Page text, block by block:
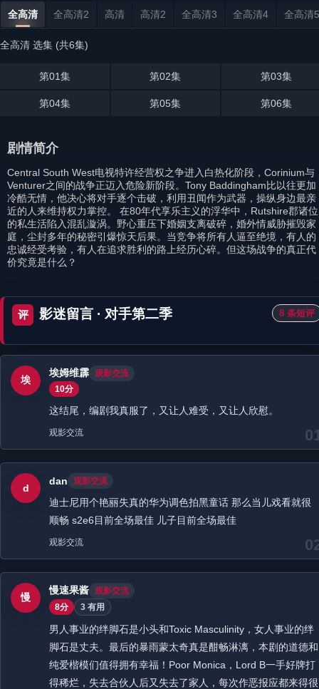
全高清 全高清2 高清 高清2 全高清3 全高清4 全高清5
全高清 选集 (共6集)
第01集 第02集 第03集
第04集 第05集 第06集
剧情简介
Central South West电视特许经营权之争进入白热化阶段，Corinium与
Venturer之间的战争正迈入危险新阶段。Tony Baddingham比以往更加
冷酷无情，他决心将对手逐个击破，利用丑闻作为武器，操纵身边最亲
近的人来维持权力掌控。 在80年代享乐主义的浮华中，Rutshire郡诸位
的私生活陷入混乱漩涡。野心重压下婚姻支离破碎，婚外情威胁摧毁家
庭，尘封多年的秘密引爆惊天后果。当竞争将所有人逼至绝境，有人的
忠诚经受考验，有人在追求胜利的路上经历心碎。但这场战争的真正代
价究竟是什么？
评 影迷留言 · 对手第二季 8 条短评
埃
埃姆维霹 观影交流
10分
这结尾，编剧我真服了，又让人难受，又让人欣慰。
观影交流
d
dan 观影交流
迪士尼用个艳丽失真的华为调色拍黑童话 那么当儿戏看就很
顺畅 s2e6目前全场最佳 儿子目前全场最佳
观影交流
慢
慢速果酱 观影交流
8分
3 有用
男人事业的绊脚石是小头和Toxic Masculinity，女人事业的绊
脚石是丈夫。最后的暴雨蒙太奇真是酣畅淋漓，本剧的道德和
纯爱楷模们值得拥有幸福！Poor Monica，Lord B一手好牌打
得稀烂，失去合伙人后又失去了家人，每次作恶报应都来得很